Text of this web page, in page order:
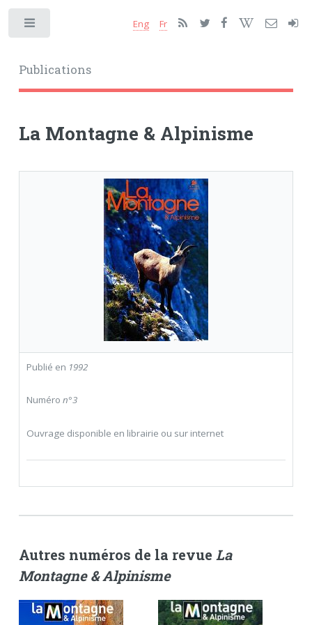
Publications
Eng Fr
La Montagne & Alpinisme
Publié en 1992
Numéro n°3
Ouvrage disponible en librairie ou sur internet
Autres numéros de la revue La
Montagne & Alpinisme